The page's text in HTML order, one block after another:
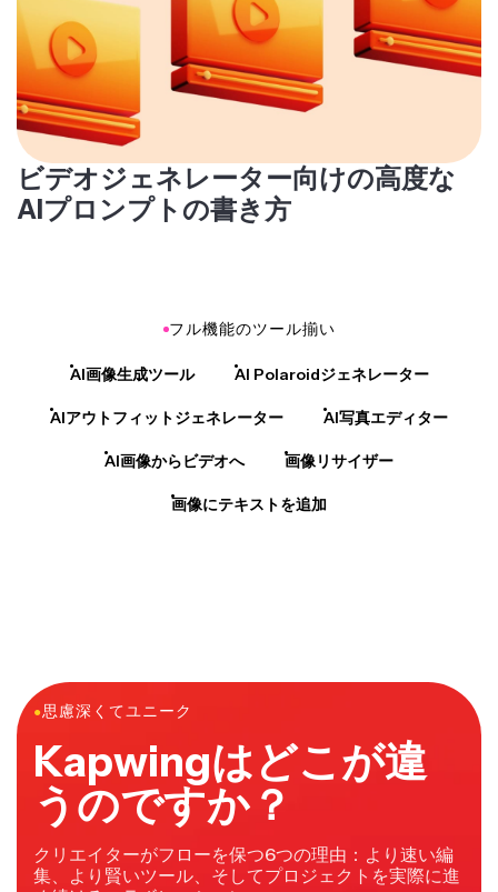
ビデオジェネレーター向けの高度な
AIプロンプトの書き方
フル機能のツール揃い
AI画像生成ツール AI Polaroidジェネレーター
AIアウトフィットジェネレーター AI写真エディター
AI画像からビデオへ 画像リサイザー
画像にテキストを追加
●思慮深くてユニーク
Kapwingはどこが違
うのですか？
クリエイターがフローを保つ6つの理由：より速い編
集、より賢いツール、そしてプロジェクトを実際に進